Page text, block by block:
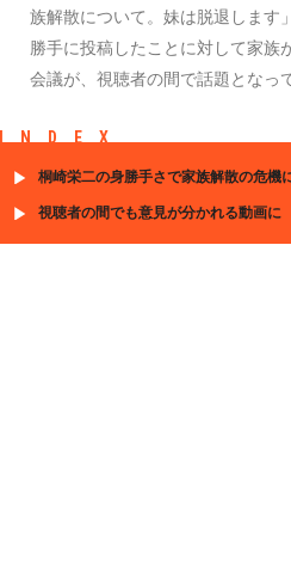
族解散について。妹は脱退します
勝手に投稿したことに対して家族
会議が、視聴者の間で話題となっ
INDEX
桐崎栄二の身勝手さで家族解散の危機
視聴者の間でも意見が分かれる動画に